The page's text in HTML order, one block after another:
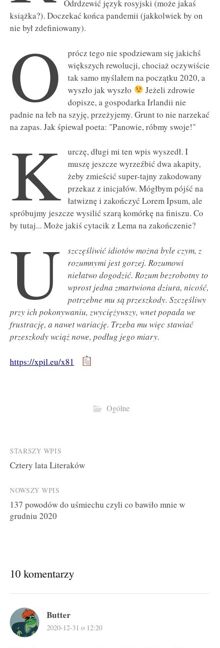
Odrdzewić język rosyjski (może jakaś
książka?). Doczekać końca pandemii (jakkolwiek by on
nie był zdefiniowany).
O
prócz tego nie spodziewam się jakichś
większych rewolucji, chociaż oczywiście
tak samo myślałem na początku 2020, a
wyszło jak wyszło
Jeżeli zdrowie
dopisze, a gospodarka Irlandii nie
padnie na łeb na szyję, przeżyjemy. Grunt to nie narzekać
na zapas. Jak śpiewał poeta: "Panowie, róbmy swoje!"
K
urczę, długi mi ten wpis wyszedł. I
muszę jeszcze wyrzeźbić dwa akapity,
żeby zmieścić super-tajny zakodowany
przekaz z inicjałów. Mógłbym pójść na
łatwiznę i zakończyć Lorem Ipsum, ale
spróbujmy jeszcze wysilić szarą komórkę na finiszu. Co
by tutaj... Może jakiś cytacik z Lema na zakończenie?
U
szczęśliwić idiotów można byle czym, z
rozumnymi jest gorzej. Rozumowi
niełatwo dogodzić. Rozum bezrobotny to
wprost jedna zmartwiona dziura, nicość,
potrzebne mu są przeszkody. Szczęśliwy
przy ich pokonywaniu, zwyciężywszy, wnet popada we
frustrację, a nawet wariację. Trzeba mu więc stawiać
przeszkody wciąż nowe, podług jego miary.
https://xpil.eu/x81
Ogólne
Post
navigation
STARSZY WPIS
Cztery lata Literaków
NOWSZY WPIS
137 powodów do uśmiechu czyli co bawiło mnie w
grudniu 2020
10 komentarzy
Butter
2020-12-31 o 12:20